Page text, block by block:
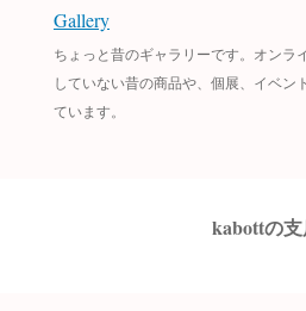
Gallery
ちょっと昔のギャラリーです。オンラ
していない昔の商品や、個展、イベン
ています。
kabottの